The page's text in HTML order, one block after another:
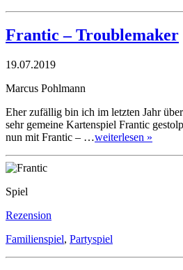
Frantic – Troublemaker
19.07.2019
Marcus Pohlmann
Eher zufällig bin ich im letzten Jahr
sehr gemeine Kartenspiel Frantic
nun mit Frantic – …weiterlesen »
Spiel
Rezension
Familienspiel, Partyspiel